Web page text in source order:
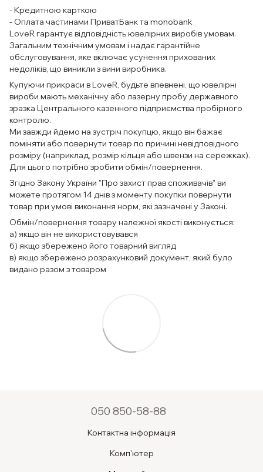
- Кредитною карткою
- Оплата частинами ПриватБанк та monobank
LoveR гарантує відповідність ювелірних виробів умовам.
Загальним технічним умовам і надає гарантійне
обслуговування, яке включає усунення прихованих
недоліків, що виникли з вини виробника.
Купуючи прикраси в LoveR, будьте впевнені, що ювелірні
вироби мають механічну або лазерну пробу державного
зразка Центрального казенного підприємства пробірного
контролю.
Ми завжди йдемо на зустріч покупцю, якщо він бажає
поміняти або повернути товар по причині невідповідного
розміру (наприклад, розмір кільця або швензи на сережках).
Для цього потрібно зробити обмін/повернення.
Згідно Закону України "Про захист прав споживачів" ви
можете протягом 14 днів з моменту покупки повернути
товар при умові виконання норм, які зазначені у Законі.
Обмін/повернення товару належної якості виконується:
а) якщо він не використовувався
б) якщо збережено його товарний вигляд
в) якщо збережено розрахунковий документ, який було
видано разом з товаром
050 850-58-88
Контактна інформація
Комп'ютер